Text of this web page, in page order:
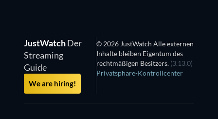
JustWatchDer
Streaming
Guide
We are hiring!
© 2026 JustWatch Alle externen
Inhalte bleiben Eigentum des
rechtmäßigen Besitzers. (3.13.0)
Privatsphäre-Kontrollcenter